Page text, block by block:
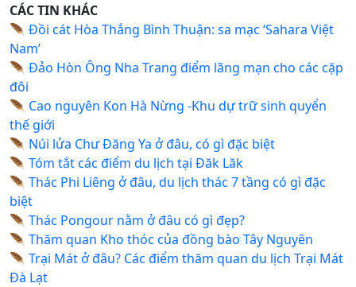
CÁC TIN KHÁC
🪶 Đồi cát Hòa Thắng Bình Thuận: sa mạc ‘Sahara Việt
Nam’
🪶 Đảo Hòn Ông Nha Trang điểm lãng mạn cho các cặp
đôi
🪶 Cao nguyên Kon Hà Nừng -Khu dự trữ sinh quyển
thế giới
🪶 Núi lửa Chư Đăng Ya ở đâu, có gì đặc biệt
🪶 Tóm tắt các điểm du lịch tại Đăk Lăk
🪶 Thác Phi Liêng ở đâu, du lịch thác 7 tầng có gì đặc
biệt
🪶 Thác Pongour nằm ở đâu có gì đẹp?
🪶 Thăm quan Kho thóc của đồng bào Tây Nguyên
🪶 Trại Mát ở đâu? Các điểm thăm quan du lịch Trại Mát
Đà Lạt